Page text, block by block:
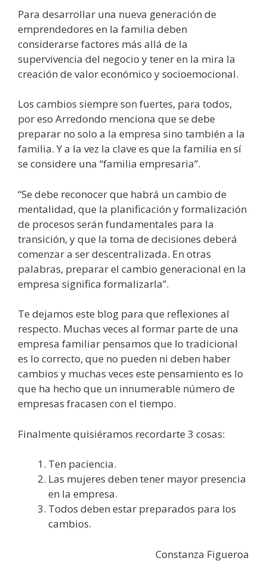
Para desarrollar una nueva generación de
emprendedores en la familia deben
considerarse factores más allá de la
supervivencia del negocio y tener en la mira la
creación de valor económico y socioemocional.
Los cambios siempre son fuertes, para todos,
por eso Arredondo menciona que se debe
preparar no solo a la empresa sino también a la
familia. Y a la vez la clave es que la familia en sí
se considere una “familia empresaria”.
“Se debe reconocer que habrá un cambio de
mentalidad, que la planificación y formalización
de procesos serán fundamentales para la
transición, y que la toma de decisiones deberá
comenzar a ser descentralizada. En otras
palabras, preparar el cambio generacional en la
empresa significa formalizarla”.
Te dejamos este blog para que reflexiones al
respecto. Muchas veces al formar parte de una
empresa familiar pensamos que lo tradicional
es lo correcto, que no pueden ni deben haber
cambios y muchas veces este pensamiento es lo
que ha hecho que un innumerable número de
empresas fracasen con el tiempo.
Finalmente quisiéramos recordarte 3 cosas:
Ten paciencia.
Las mujeres deben tener mayor presencia
en la empresa.
Todos deben estar preparados para los
cambios.
Constanza Figueroa